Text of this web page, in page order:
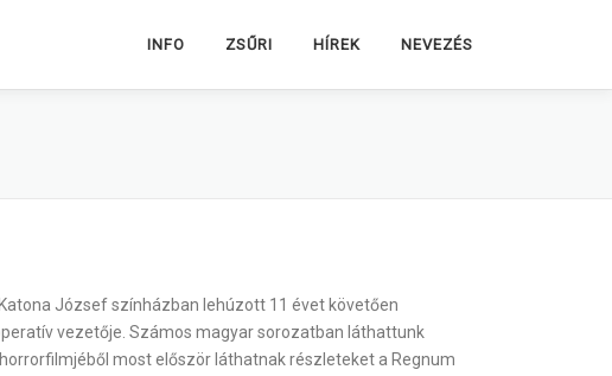
INFO ZSŰRI HÍREK NEVEZÉS
József színházban lehúzott 11 évet követően
vezetője. Számos magyar sorozatban láthattunk
most először láthatnak részleteket a Regnum